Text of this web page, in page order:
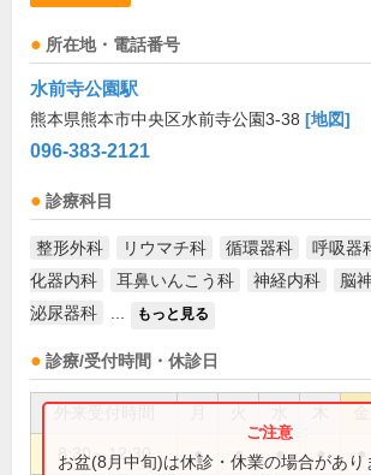
所在地・電話番号
水前寺公園駅
熊本県熊本市中央区水前寺公園3-38 [地図]
096-383-2121
診療科目
整形外科 リウマチ科 循環器科 呼吸器
化器内科
耳鼻いんこう科 神経内科 脳
泌尿器科
もっと見る
診療/受付時間・休診日
8:30～12:30 ● ● ● ● ●
お盆(8月中旬)は休診・休業の場合があり